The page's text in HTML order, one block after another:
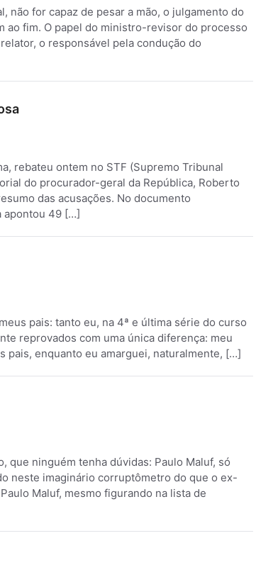
não for capaz de pesar a mão, o julgamento do
ao fim. O papel do ministro-revisor do processo
o responsável pela condução do
rebateu ontem no STF (Supremo Tribunal
do procurador-geral da República, Roberto
das acusações. No documento
apontou 49 […]
pais: tanto eu, na 4ª e última série do curso
reprovados com uma única diferença: meu
pais, enquanto eu amarguei, naturalmente, […]
que ninguém tenha dúvidas: Paulo Maluf, só
neste imaginário corruptômetro do que o ex-
Maluf, mesmo figurando na lista de